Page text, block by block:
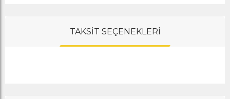
TAKSİT SEÇENEKLERİ